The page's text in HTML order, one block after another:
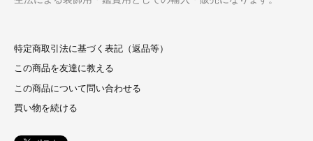
特定商取引法に基づく表記（返品等）
この商品を友達に教える
この商品について問い合わせる
買い物を続ける